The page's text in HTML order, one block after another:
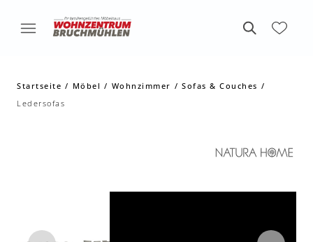
Startseite Möbel Wohnzimmer
Sofas & Couches
Ledersofas